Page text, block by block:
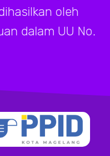
oleh
dalam UU No.